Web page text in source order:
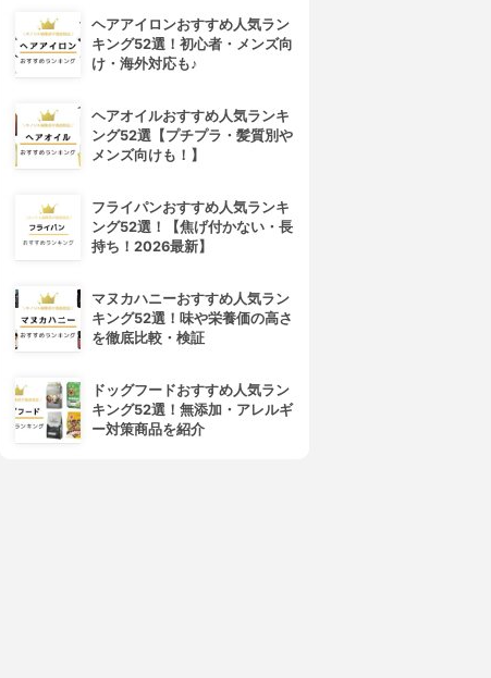
ヘアアイロンおすすめ人気ラン
キング52選！初心者・メンズ向
け・海外対応も♪
ヘアオイルおすすめ人気ランキ
ング52選【プチプラ・髪質別や
メンズ向けも！】
フライパンおすすめ人気ランキ
ング52選！【焦げ付かない・長
持ち！2026最新】
マヌカハニーおすすめ人気ラン
キング52選！味や栄養価の高さ
を徹底比較・検証
ドッグフードおすすめ人気ラン
キング52選！無添加・アレルギ
ー対策商品を紹介